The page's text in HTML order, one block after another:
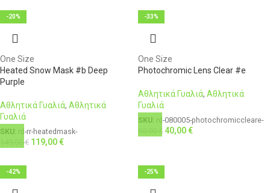
-20%
One Size
Heated Snow Mask #b Deep
Purple
Αθλητικά Γυαλιά, Αθλητικά
Γυαλιά
SKU: rd-rr-heatedmask-
149,00€ 119,00€
-33%
One Size
Photochromic Lens Clear #e
Αθλητικά Γυαλιά, Αθλητικά
Γυαλιά
SKU: rd-080005-photochromiccleare-
€ 40,00€
-42% -25%